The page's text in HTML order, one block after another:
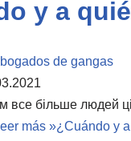
y a
de gangas
все більше людей
más »¿Cuándo y